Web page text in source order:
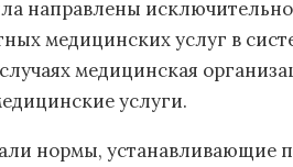
направлены
медицинских услуг в
медицинская
услуги.
нормы, устанавливающие